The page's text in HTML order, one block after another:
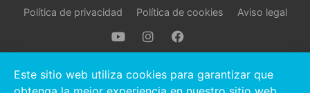
Política de privacidad Política de cookies Aviso legal
Este sitio web utiliza cookies para garantizar que